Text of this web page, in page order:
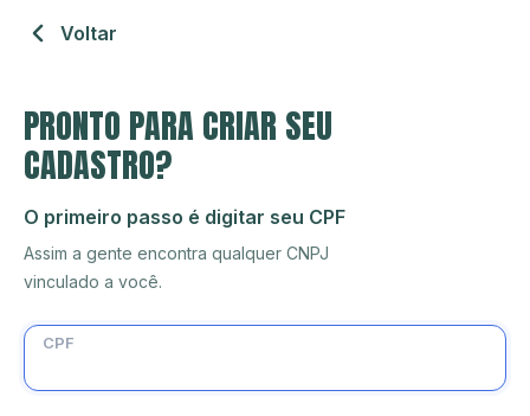
Voltar
PRONTO PARA CRIAR SEU
CADASTRO?
O primeiro passo é digitar seu CPF
Assim a gente encontra qualquer CNPJ
vinculado a você.
CPF